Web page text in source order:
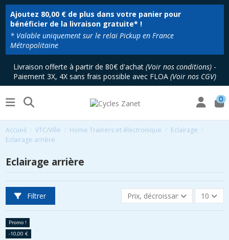
Ajoutez 80,00 €de plus dans votre panier pour
bénéficier de la livraison gratuite* !
* Valable uniquement sur le relai Pickup en France
Métropolitaine
Livraison offerte à partir de 80€ d'achat (Voir nos conditions)-
Paiement 3X, 4X sans frais possible avec FLOA (Voir nos CGV)
0
Accueil VTC/Ville Home Trainers et électronique
Eclairage
Eclairage arrière
Eclairage arrière
Filtrer Prix, décroissant 10
Promo !
-10,00 €